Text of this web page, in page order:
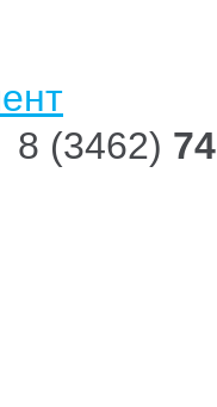
8 (3462)